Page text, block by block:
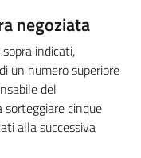
negoziata
indicati,
un numero superiore
del
sorteggiare cinque
alla successiva